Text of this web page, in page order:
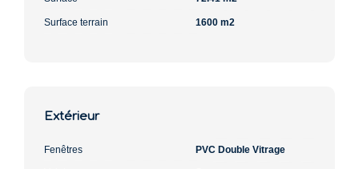
Surface terrain 1600 m2
Extérieur
Fenêtres PVC Double Vitrage